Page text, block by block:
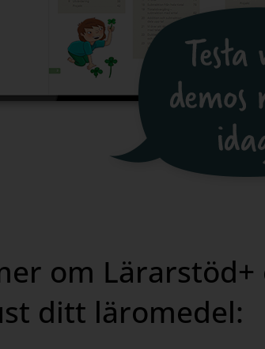
om
ditt läromedel: